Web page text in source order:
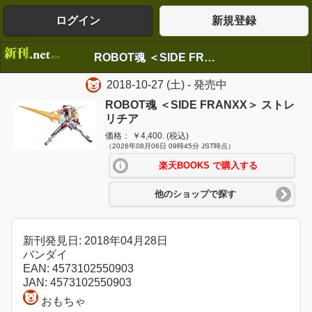
ログイン 新規登録
ROBOT魂 ＜SIDE FRANXX＞ ストレリチア
2018-10-27 (土)- 発売中
ROBOT魂 ＜SIDE FRANXX＞ ストレ
リチア
価格： ￥4,400. (税込)
（2026年08月06日 09時45分 JST時点）
楽天BOOKS で購入する
他のショップで探す
新刊発見日: 2018年04月28日
バンダイ
EAN: 4573102550903
JAN: 4573102550903
おもちゃ